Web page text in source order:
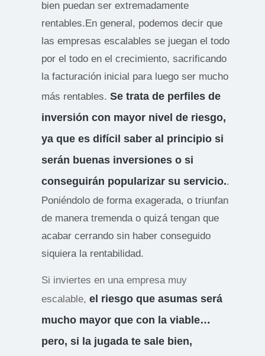
bien puedan ser extremadamente
rentables.En general, podemos decir que
las empresas escalables se juegan el todo
por el todo en el crecimiento, sacrificando
la facturación inicial para luego ser mucho
más rentables. Se trata de perfiles de
inversión con mayor nivel de riesgo,
ya que es difícil saber al principio si
serán buenas inversiones o si
conseguirán popularizar su servicio..
Poniéndolo de forma exagerada, o triunfan
de manera tremenda o quizá tengan que
acabar cerrando sin haber conseguido
siquiera la rentabilidad.
Si inviertes en una empresa muy
escalable, el riesgo que asumas será
mucho mayor que con la viable…
pero, si la jugada te sale bien,